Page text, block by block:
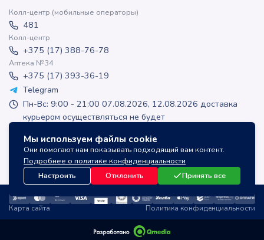
Мы используем файлы cookie
Они помогают нам показывать подходящий вам контент.
Подробнее о политике конфиденциальности
Настроить
Отклонить Принять все
Колл-центр (мобильные операторы)
481
Колл-центр
+375 (17) 388-76-78
Аптека №34
+375 (17) 393-36-19
Telegram
Пн-Вс: 9:00 - 21:00 07.08.2026, 12.08.2026 доставка
курьером осуществляться не будет
inlek_apteka
inlek_apteka
Карта сайта Политика конфиденциальности